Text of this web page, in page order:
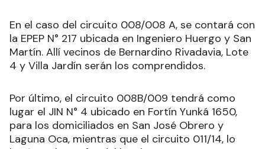
En el caso del circuito 008/008 A, se contará con
la EPEP N° 217 ubicada en Ingeniero Huergo y San
Martín. Allí vecinos de Bernardino Rivadavia, Lote
4 y Villa Jardín serán los comprendidos.
Por último, el circuito 008B/009 tendrá como
lugar el JIN N° 4 ubicado en Fortín Yunká 1650,
para los domiciliados en San José Obrero y
Laguna Oca, mientras que el circuito 011/14, lo